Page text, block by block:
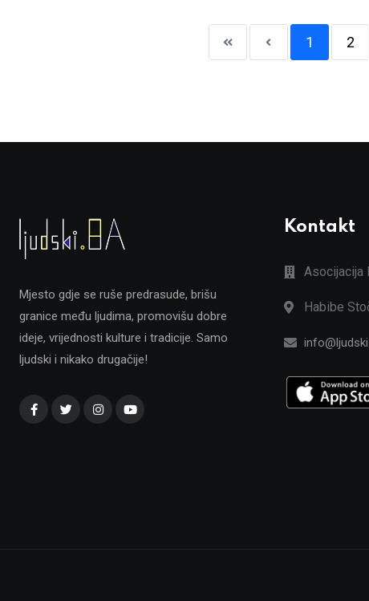
1 2
Mjesto gdje se ruše predrasude, brišu
granice među ljudima, promovišu dobre
ideje, vrijednosti kulture i tradicije. Samo
ljudski i nikako drugačije!
Kontakt
Asocijacija
Habibe